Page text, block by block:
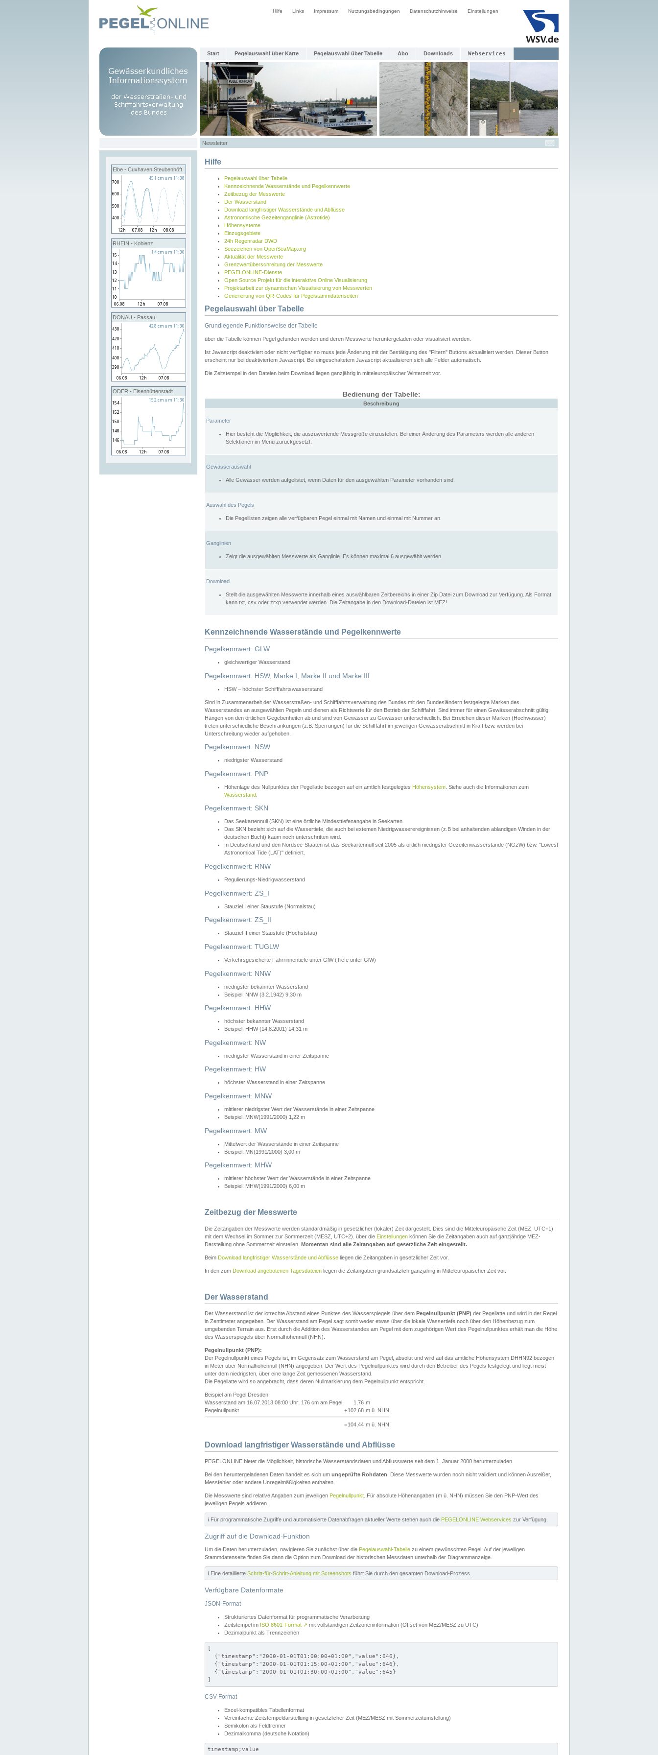
Hilfe Links Impressum Nutzungsbedingungen Datenschutzhinweise Einstellungen
Start Pegelauswahl über Karte Pegelauswahl über Tabelle Abo Downloads Webservices
Newsletter
Elbe - Cuxhaven Steubenhöft
RHEIN - Koblenz
DONAU - Passau
ODER - Eisenhüttenstadt
Hilfe
Pegelauswahl über Tabelle
Kennzeichnende Wasserstände und Pegelkennwerte
Zeitbezug der Messwerte
Der Wasserstand
Download langfristiger Wasserstände und Abflüsse
Astronomische Gezeitenganglinie (Astrotide)
Höhensysteme
Einzugsgebiete
24h Regenradar DWD
Seezeichen von OpenSeaMap.org
Aktualität der Messwerte
Grenzwertüberschreitung der Messwerte
PEGELONLINE-Dienste
Open Source Projekt für die interaktive Online Visualisierung
Projektarbeit zur dynamischen Visualisierung von Messwerten
Generierung von QR-Codes für Pegelstammdatenseiten
Pegelauswahl über Tabelle
Grundlegende Funktionsweise der Tabelle
über die Tabelle können Pegel gefunden werden und deren Messwerte heruntergeladen oder visualisiert werden.
Ist Javascript deaktiviert oder nicht verfügbar so muss jede Änderung mit der Bestätigung des "Filtern" Buttons aktualisiert werden. Dieser Button
erscheint nur bei deaktiviertem Javascript. Bei eingeschaltetem Javascript aktualisieren sich alle Felder automatisch.
Die Zeitstempel in den Dateien beim Download liegen ganzjährig in mitteleuropäischer Winterzeit vor.
Bedienung der Tabelle:
Beschreibung
Parameter
Hier besteht die Möglichkeit, die auszuwertende Messgröße einzustellen. Bei einer Änderung des Parameters werden alle anderen
Selektionen im Menü zurückgesetzt.
Gewässerauswahl
Alle Gewässer werden aufgelistet, wenn Daten für den ausgewählten Parameter vorhanden sind.
Auswahl des Pegels
Die Pegellisten zeigen alle verfügbaren Pegel einmal mit Namen und einmal mit Nummer an.
Ganglinien
Zeigt die ausgewählten Messwerte als Ganglinie. Es können maximal 6 ausgewählt werden.
Download
Stellt die ausgewählten Messwerte innerhalb eines auswählbaren Zeitbereichs in einer Zip Datei zum Download zur Verfügung. Als Format
kann txt, csv oder zrxp verwendet werden. Die Zeitangabe in den Download-Dateien ist MEZ!
Kennzeichnende Wasserstände und Pegelkennwerte
Pegelkennwert: GLW
gleichwertiger Wasserstand
Pegelkennwert: HSW, Marke I, Marke II und Marke III
HSW – höchster Schifffahrtswasserstand
Sind in Zusammenarbeit der Wasserstraßen- und Schifffahrtsverwaltung des Bundes mit den Bundesländern festgelegte Marken des
Wasserstandes an ausgewählten Pegeln und dienen als Richtwerte für den Betrieb der Schifffahrt. Sind immer für einen Gewässerabschnitt gültig.
Hängen von den örtlichen Gegebenheiten ab und sind von Gewässer zu Gewässer unterschiedlich. Bei Erreichen dieser Marken (Hochwasser)
treten unterschiedliche Beschränkungen (z.B. Sperrungen) für die Schifffahrt im jeweiligen Gewässerabschnitt in Kraft bzw. werden bei
Unterschreitung wieder aufgehoben.
Pegelkennwert: NSW
niedrigster Wasserstand
Pegelkennwert: PNP
Höhenlage des Nullpunktes der Pegellatte bezogen auf ein amtlich festgelegtes Höhensystem . Siehe auch die Informationen zum
Wasserstand
Pegelkennwert: SKN
Das Seekartennull (SKN) ist eine örtliche Mindesttiefenangabe in Seekarten.
Das SKN bezieht sich auf die Wassertiefe, die auch bei extemen Niedrigwasserereignissen (z.B bei anhaltenden ablandigen Winden in der
deutschen Bucht) kaum noch unterschritten wird.
In Deutschland und den Nordsee-Staaten ist das Seekartennull seit 2005 als örtlich niedrigster Gezeitenwasserstande (NGzW) bzw. "Lowest
Astronomical Tide (LAT)" definiert.
Pegelkennwert: RNW
Regulierungs-Niedrigwasserstand
Pegelkennwert: ZS_I
Stauziel I einer Staustufe (Normalstau)
Pegelkennwert: ZS_II
Stauziel II einer Staustufe (Höchststau)
Pegelkennwert: TUGLW
Verkehrsgesicherte Fahrrinnentiefe unter GlW (Tiefe unter GlW)
Pegelkennwert: NNW
niedrigster bekannter Wasserstand
Beispiel: NNW (3.2.1942) 9,30 m
Pegelkennwert: HHW
höchster bekannter Wasserstand
Beispiel: HHW (14.8.2001) 14,31 m
Pegelkennwert: NW
niedrigster Wasserstand in einer Zeitspanne
Pegelkennwert: HW
höchster Wasserstand in einer Zeitspanne
Pegelkennwert: MNW
mittlerer niedrigster Wert der Wasserstände in einer Zeitspanne
Beispiel: MNW(1991/2000) 1,22 m
Pegelkennwert: MW
Mittelwert der Wasserstände in einer Zeitspanne
Beispiel: MN(1991/2000) 3,00 m
Pegelkennwert: MHW
mittlerer höchster Wert der Wasserstände in einer Zeitspanne
Beispiel: MHW(1991/2000) 6,00 m
Zeitbezug der Messwerte
Die Zeitangaben der Messwerte werden standardmäßig in gesetzlicher (lokaler) Zeit dargestellt. Dies sind die Mitteleuropäische Zeit (MEZ, UTC+1)
mit dem Wechsel im Sommer zur Sommerzeit (MESZ, UTC+2). über die Einstellungen können Sie die Zeitangaben auch auf ganzjährige MEZ-
Darstellung ohne Sommerzeit einstellen. Momentan sind alle Zeitangaben auf gesetzliche Zeit eingestellt.
Beim Download langfristiger Wasserstände und Abflüsse liegen die Zeitangaben in gesetzlicher Zeit vor.
In den zum Download angebotenen Tagesdateien liegen die Zeitangaben grundsätzlich ganzjährig in Mitteleuropäischer Zeit vor.
Der Wasserstand
Der Wasserstand ist der lotrechte Abstand eines Punktes des Wasserspiegels über dem Pegelnullpunkt (PNP) der Pegellatte und wird in der Regel
in Zentimeter angegeben. Der Wasserstand am Pegel sagt somit weder etwas über die lokale Wassertiefe noch über den Höhenbezug zum
umgebenden Terrain aus. Erst durch die Addition des Wasserstandes am Pegel mit dem zugehörigen Wert des Pegelnullpunktes erhält man die Höhe
des Wasserspiegels über Normalhöhennull (NHN).
Pegelnullpunkt (PNP):
Der Pegelnullpunkt eines Pegels ist, im Gegensatz zum Wasserstand am Pegel, absolut und wird auf das amtliche Höhensystem DHHN92 bezogen
in Meter über Normalhöhennull (NHN) angegeben. Der Wert des Pegelnullpunktes wird durch den Betreiber des Pegels festgelegt und liegt meist
unter dem niedrigsten, über eine lange Zeit gemessenen Wasserstand.
Die Pegellatte wird so angebracht, dass deren Nullmarkierung dem Pegelnullpunkt entspricht.
Beispiel am Pegel Dresden:
Wasserstand am 16.07.2013 08:00 Uhr: 176 cm am Pegel
1,76 m
Pegelnullpunkt
+102,68 m ü. NHN
=104,44 m ü. NHN
Download langfristiger Wasserstände und Abflüsse
PEGELONLINE bietet die Möglichkeit, historische Wasserstandsdaten und Abflusswerte seit dem 1. Januar 2000 herunterzuladen.
Bei den heruntergeladenen Daten handelt es sich um ungeprüfte Rohdaten . Diese Messwerte wurden noch nicht validiert und können Ausreißer,
Messfehler oder andere Unregelmäßigkeiten enthalten.
Die Messwerte sind relative Angaben zum jeweiligen Pegelnullpunkt . Für absolute Höhenangaben (m ü. NHN) müssen Sie den PNP-Wert des
jeweiligen Pegels addieren.
ℹ️ Für programmatische Zugriffe und automatisierte Datenabfragen aktueller Werte stehen auch die PEGELONLINE Webservices zur Verfügung.
Zugriff auf die Download-Funktion
Um die Daten herunterzuladen, navigieren Sie zunächst über die Pegelauswahl-Tabelle zu einem gewünschten Pegel. Auf der jeweiligen
Stammdatenseite finden Sie dann die Option zum Download der historischen Messdaten unterhalb der Diagrammanzeige.
ℹ️ Eine detaillierte Schritt-für-Schritt-Anleitung mit Screenshots führt Sie durch den gesamten Download-Prozess.
Verfügbare Datenformate
JSON-Format
Strukturiertes Datenformat für programmatische Verarbeitung
Zeitstempel im ISO 8601-Format ↗ mit vollständigen Zeitzoneninformation (Offset von MEZ/MESZ zu UTC)
Dezimalpunkt als Trennzeichen
[
  {"timestamp":"2000-01-01T01:00:00+01:00","value":646},
  {"timestamp":"2000-01-01T01:15:00+01:00","value":646},
  {"timestamp":"2000-01-01T01:30:00+01:00","value":645}
]
CSV-Format
Excel-kompatibles Tabellenformat
Vereinfachte Zeitstempeldarstellung in gesetzlicher Zeit (MEZ/MESZ mit Sommerzeitumstellung)
Semikolon als Feldtrenner
Dezimalkomma (deutsche Notation)
timestamp;value